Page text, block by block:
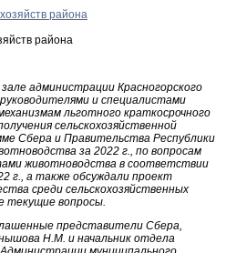
района
администрации Красногорского
и специалистами
льготного краткосрочного
сельскохозяйственной
Сбера и Правительства Республики
за 2022 г., по вопросам
животноводства в соответствии
г., а также обсуждали проект
среди сельскохозяйственных
текущие вопросы.
представители Сбера,
Н.М. и начальник отдела